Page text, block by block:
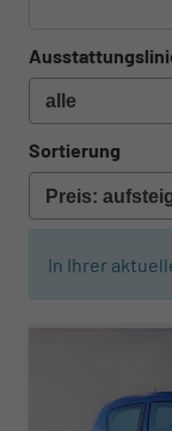
Sortierung
In Ihrer
ab 20,– € mtl.